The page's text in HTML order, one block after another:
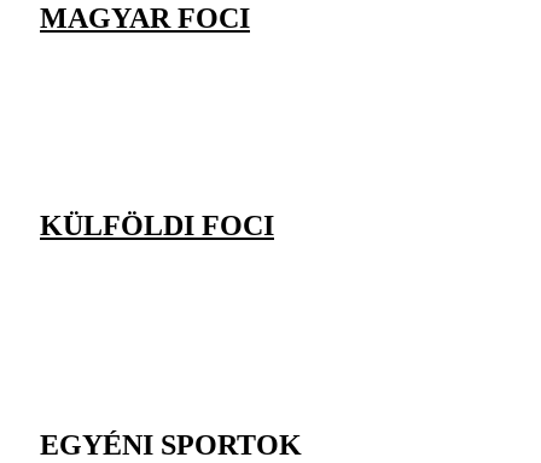
MAGYAR FOCI
KÜLFÖLDI FOCI
EGYÉNI SPORTOK